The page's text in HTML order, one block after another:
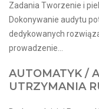
Zadania Tworzenie i
Dokonywanie audytu
dedykowanych
prowadzenie...
AUTOMATYK /
UTRZYMANIA